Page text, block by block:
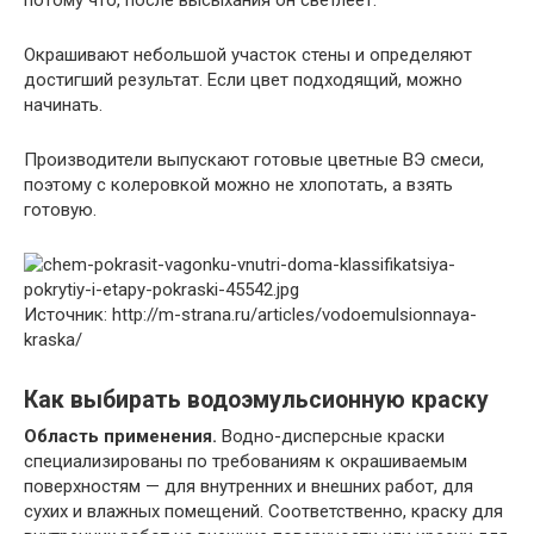
Окрашивают небольшой участок стены и определяют
достигший результат. Если цвет подходящий, можно
начинать.
Производители выпускают готовые цветные ВЭ смеси,
поэтому с колеровкой можно не хлопотать, а взять
готовую.
Источник: http://m-strana.ru/articles/vodoemulsionnaya-
kraska/
Как выбирать водоэмульсионную краску
Область применения. Водно-дисперсные краски
специализированы по требованиям к окрашиваемым
поверхностям — для внутренних и внешних работ, для
сухих и влажных помещений. Соответственно, краску для